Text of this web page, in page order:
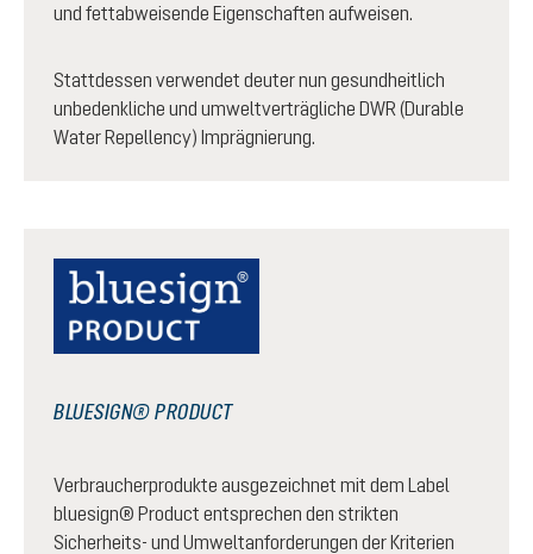
und fettabweisende Eigenschaften aufweisen.
Stattdessen verwendet deuter nun gesundheitlich
unbedenkliche und umweltverträgliche DWR (Durable
Water Repellency) Imprägnierung.
BLUESIGN® PRODUCT
Verbraucherprodukte ausgezeichnet mit dem Label
bluesign® Product entsprechen den strikten
Sicherheits- und Umweltanforderungen der Kriterien